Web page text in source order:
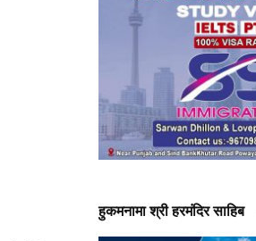
हुकमनामा श्री हरमंदिर साहिब